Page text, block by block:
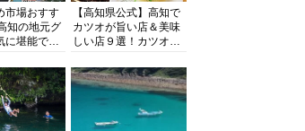
市場おすす
知の地元グ
に堪能でき
【高知県公式】高知で
カツオが旨い店＆美味
しい店９選！カツオの
紹介